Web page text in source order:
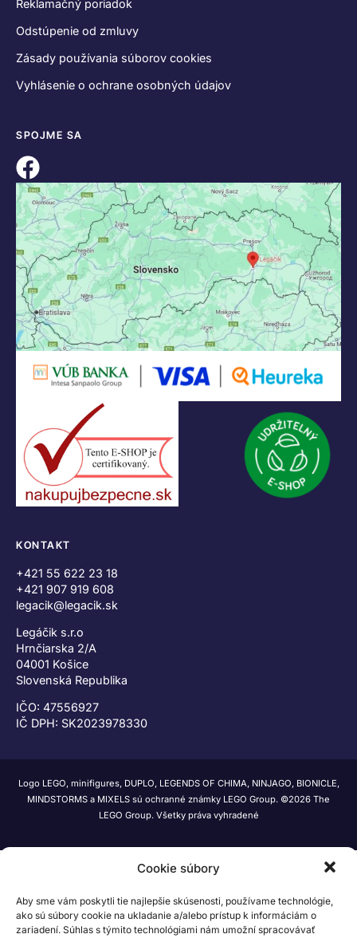
Cookie súbory
Aby sme vám poskytli tie najlepšie skúsenosti, používame technológie,
ako sú súbory cookie na ukladanie a/alebo prístup k informáciám o
zariadení. Súhlas s týmito technológiami nám umožní spracovávať
Reklamačný poriadok
Odstúpenie od zmluvy
Zásady používania súborov cookies
Vyhlásenie o ochrane osobných údajov
SPOJME SA
KONTAKT
+421 55 622 23 18
+421 907 919 608
legacik@legacik.sk
Legáčik s.r.o
Hrnčiarska 2/A
04001 Košice
Slovenská Republika
IČO: 47556927
IČ DPH: SK2023978330
Logo LEGO, minifigures, DUPLO, LEGENDS OF CHIMA, NINJAGO, BIONICLE,
MINDSTORMS a MIXELS sú ochranné známky LEGO Group. ©2026 The
LEGO Group. Všetky práva vyhradené